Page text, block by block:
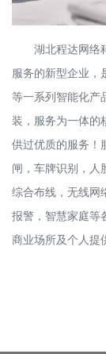
湖北程达网络科
服务的新型企业，
等一系列智能化产
装，服务为一体的
供过优质的服务！
闸，车牌识别，人
综合布线，无线网
报警，智慧家庭等
商业场所及个人提